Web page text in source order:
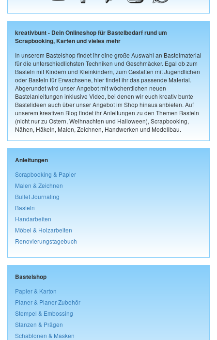
kreativbunt - Dein Onlineshop für Bastelbedarf rund um
Scrapbooking, Karten und vieles mehr
In unserem Bastelshop findet ihr eine große Auswahl an Bastelmaterial
für die unterschiedlichsten Techniken und Geschmäcker. Egal ob zum
Basteln mit Kindern und Kleinkindern, zum Gestalten mit Jugendlichen
oder Basteln für Erwachsene, hier findet ihr das passende Material.
Abgerundet wird unser Angebot mit wöchentlichen neuen
Bastelanleitungen inklusive Video, bei denen wir euch kreativ bunte
Bastelideen auch über unser Angebot im Shop hinaus anbieten. Auf
unserem kreativen Blog findet ihr Anleitungen zu den Themen Basteln
(nicht nur zu Ostern, Weihnachten und Halloween), Scrapbooking,
Nähen, Häkeln, Malen, Zeichnen, Handwerken und Modellbau.
Anleitungen
Scrapbooking & Papier
Malen & Zeichnen
Bullet Journaling
Basteln
Handarbeiten
Möbel & Holzarbeiten
Renovierungstagebuch
Bastelshop
Papier & Karton
Planer & Planer-Zubehör
Stempel & Embossing
Stanzen & Prägen
Schablonen & Masken